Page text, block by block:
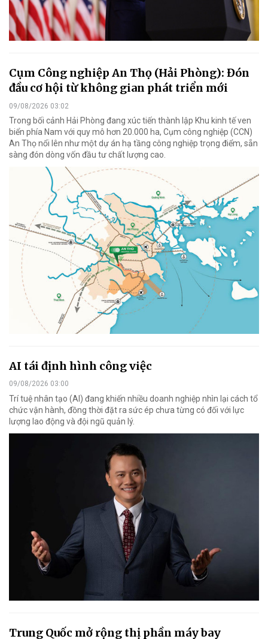
Cụm Công nghiệp An Thọ (Hải Phòng): Đón
đầu cơ hội từ không gian phát triển mới
09/08/2026 03:02
Trong bối cảnh Hải Phòng đang xúc tiến thành lập Khu kinh tế ven
biển phía Nam với quy mô hơn 20.000 ha, Cụm công nghiệp (CCN)
An Thọ nổi lên như một dự án hạ tầng công nghiệp trọng điểm, sẵn
sàng đón dòng vốn đầu tư chất lượng cao.
AI tái định hình công việc
09/08/2026 03:00
Trí tuệ nhân tạo (AI) đang khiến nhiều doanh nghiệp nhìn lại cách tổ
chức vận hành, đồng thời đặt ra sức ép chưa từng có đối với lực
lượng lao động và đội ngũ quản lý.
Trung Quốc mở rộng thị phần máy bay